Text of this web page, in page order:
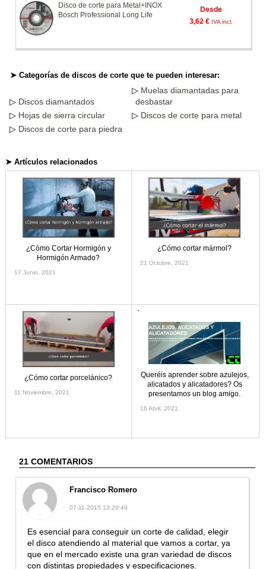
Disco de corte para Metal+INOX
Bosch Professional Long Life
Desde
3,62 € IVA incl.
➤ Categorías de discos de corte que te pueden interesar:
Discos diamantados
Muelas diamantadas para
desbastar
Hojas de sierra circular
Discos de corte para metal
Discos de corte para piedra
➤ Artículos relacionados
¿Cómo Cortar Hormigón y
Hormigón Armado?
17 Junio, 2021
¿Cómo cortar mármol?
21 Octubre, 2021
¿Cómo cortar porcelánico?
11 Noviembre, 2021
`
Queréis aprender sobre azulejos,
alicatados y alicatadores? Os
presentamos un blog amigo.
16 Abril, 2021
21 COMENTARIOS
Francisco Romero
07-11-2015 13:29:49
Es esencial para conseguir un corte de calidad, elegir
el disco atendiendo al material que vamos a cortar, ya
que en el mercado existe una gran variedad de discos
con distintas propiedades y especificaciones.